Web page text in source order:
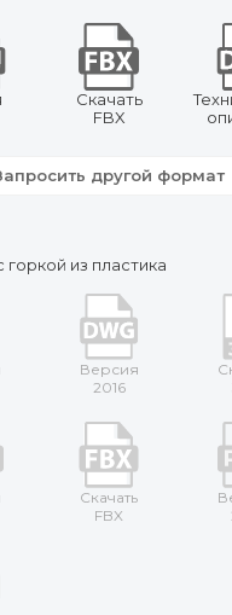
Скачать
FBX
другой формат
из пластика
Версия
2016
Скачать
FBX